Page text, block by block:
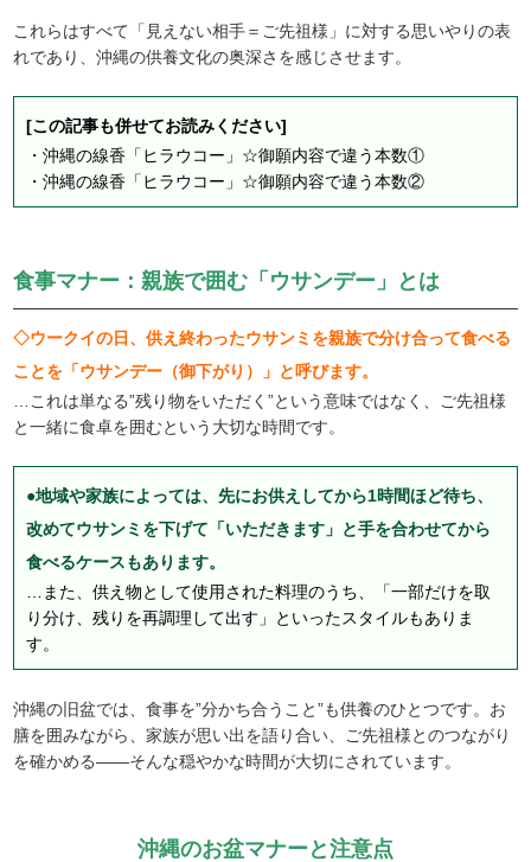
これらはすべて「見えない相手＝ご先祖様」に対する思いやりの表
れであり、沖縄の供養文化の奥深さを感じさせます。
[この記事も併せてお読みください]
・沖縄の線香「ヒラウコー」☆御願内容で違う本数①
・沖縄の線香「ヒラウコー」☆御願内容で違う本数②
食事マナー：親族で囲む「ウサンデー」とは
◇ウークイの日、供え終わったウサンミを親族で分け合って食べる
ことを「ウサンデー（御下がり）」と呼びます。
…これは単なる”残り物をいただく”という意味ではなく、ご先祖様
と一緒に食卓を囲むという大切な時間です。
●地域や家族によっては、先にお供えしてから1時間ほど待ち、
改めてウサンミを下げて「いただきます」と手を合わせてから
食べるケースもあります。
…また、供え物として使用された料理のうち、「一部だけを取
り分け、残りを再調理して出す」といったスタイルもありま
す。
沖縄の旧盆では、食事を”分かち合うこと”も供養のひとつです。お
膳を囲みながら、家族が思い出を語り合い、ご先祖様とのつながり
を確かめる——そんな穏やかな時間が大切にされています。
沖縄のお盆マナーと注意点